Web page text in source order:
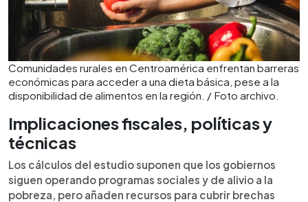
Comunidades rurales en Centroamérica enfrentan barreras
económicas para acceder a una dieta básica, pese a la
disponibilidad de alimentos en la región. / Foto archivo.
Implicaciones fiscales, políticas y
técnicas
Los cálculos del estudio suponen que los gobiernos
siguen operando programas sociales y de alivio a la
pobreza, pero añaden recursos para cubrir brechas